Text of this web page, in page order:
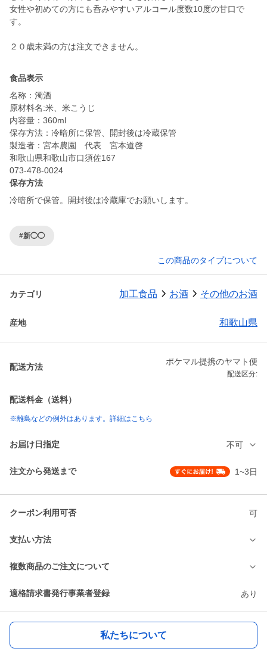
女性や初めての方にも呑みやすいアルコール度数10度の甘口で
す。
２０歳未満の方は注文できません。
食品表示
名称：濁酒
原材料名:米、米こうじ
内容量：360ml
保存方法：冷暗所に保管、開封後は冷蔵保管
製造者：宮本農園 代表 宮本道啓
和歌山県和歌山市口須佐167
073-478-0024
保存方法
冷暗所で保管。開封後は冷蔵庫でお願いします。
#新◯◯
この商品のタイプについて
カテゴリ 加工食品 お酒 その他のお酒
産地 和歌山県
配送方法
ポケマル提携のヤマト便
配送区分:
配送料金（送料）
※離島などの例外はあります。詳細はこちら
お届け日指定 不可
注文から発送まで 1~3日
クーポン利用可否 可
支払い方法
複数商品のご注文について
適格請求書発行事業者登録 あり
私たちについて